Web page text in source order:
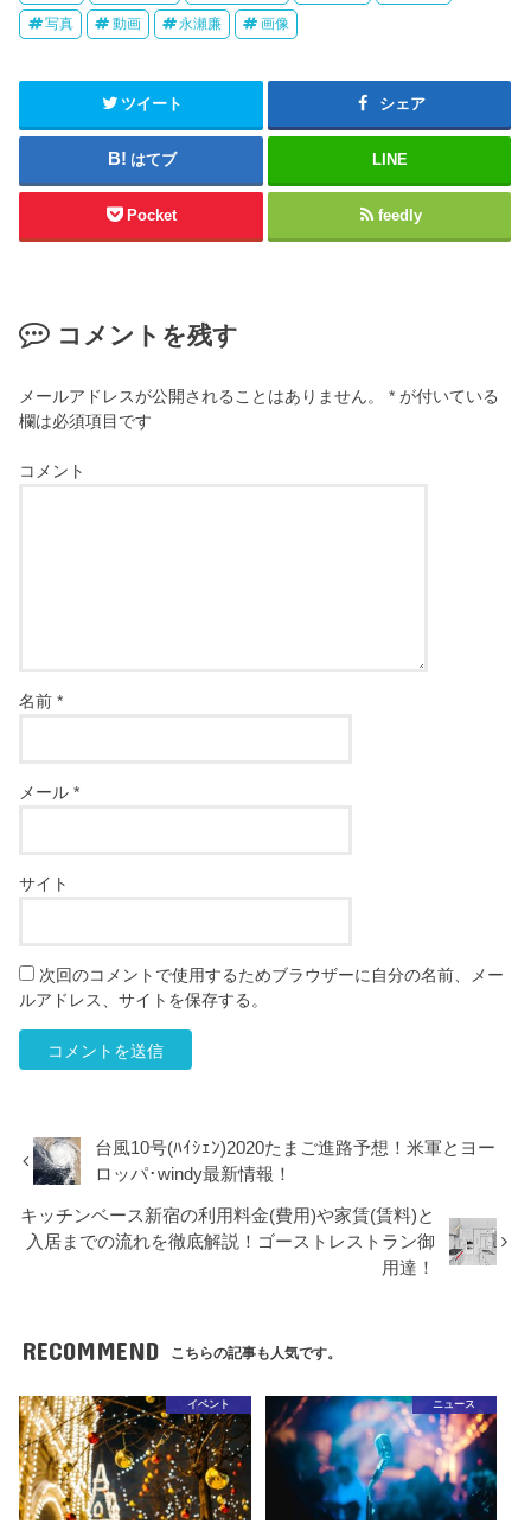
写真 動画 永瀬廉 画像
ツイート シェア
はてブ LINE
Pocket feedly
コメントを残す
メールアドレスが公開されることはありません。 * が付いている
欄は必須項目です
コメント
名前*
メール*
サイト
次回のコメントで使用するためブラウザーに自分の名前、メー
ルアドレス、サイトを保存する。
台風10号(ﾊｲｼｪﾝ)2020たまご進路予想！米軍とヨー
ロッパ･windy最新情報！
キッチンベース新宿の利用料金(費用)や家賃(賃料)と
入居までの流れを徹底解説！ゴーストレストラン御
用達！
RECOMMEND こちらの記事も人気です。
イベント ニュース